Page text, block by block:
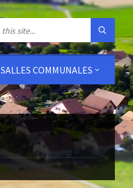
SALLES COMMUNALES